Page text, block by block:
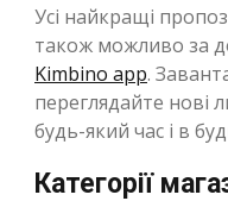
Усі найкращі
також можливо за
Kimbino app.
переглядайте нові
будь-який час і в
Категорії